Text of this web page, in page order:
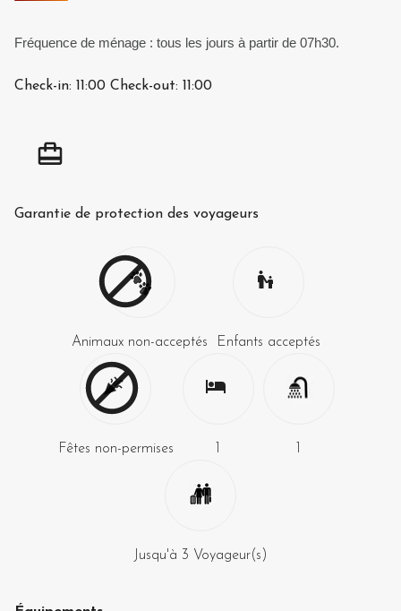
Fréquence de ménage : tous les jours à partir de 07h30.
Check-in: 11:00 Check-out: 11:00
Garantie de protection des voyageurs
Animaux non-acceptés Enfants acceptés
Fêtes non-permises
Jusqu'à 3 Voyageur(s)